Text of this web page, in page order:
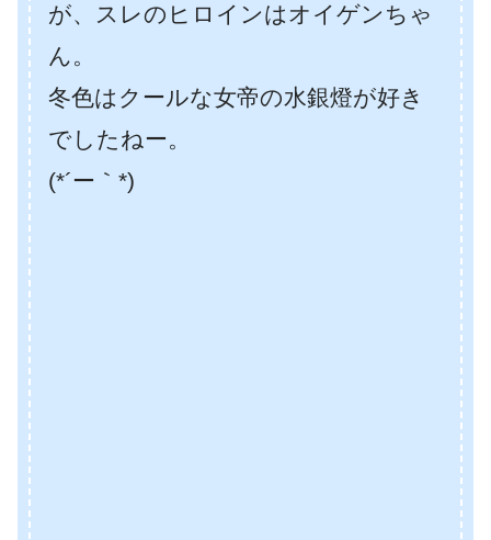
が、スレのヒロインはオイゲンちゃ
ん。
冬色はクールな女帝の水銀燈が好き
でしたねー。
(*´ー｀*)